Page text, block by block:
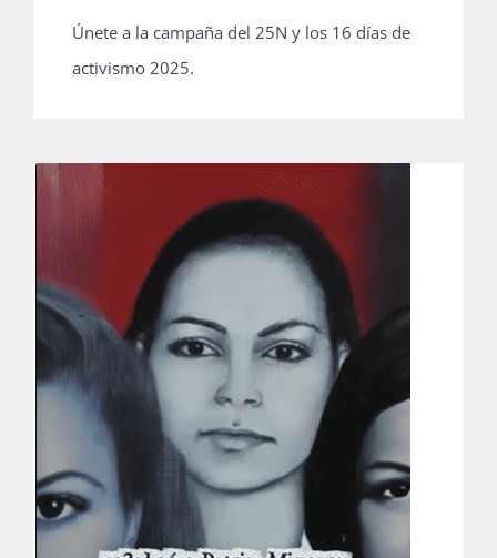
Únete a la campaña del 25N y los 16 días de
activismo 2025.